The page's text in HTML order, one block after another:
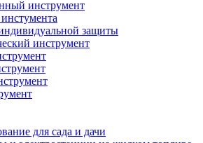
инструмент
защиты
инструмент
для сада и дачи